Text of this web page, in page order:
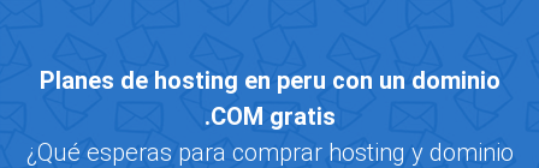
Planes de hosting en peru con un dominio
.COM gratis
¿Qué esperas para comprar hosting y dominio